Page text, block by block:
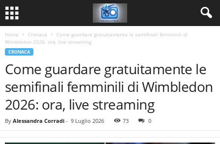
Home Cronaca
Come guardare gratuitamente le semifinali femminili di
Wimbledon 2026: ora, live streaming
CRONACA
Come guardare gratuitamente le
semifinali femminili di Wimbledon
2026: ora, live streaming
By Alessandra Corradi - 9 Luglio 2026 73 0